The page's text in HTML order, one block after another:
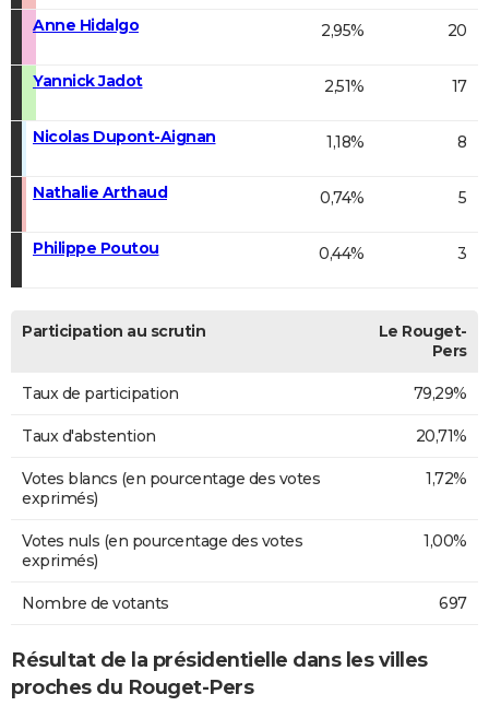
Anne Hidalgo 2,95% 20
Yannick Jadot 2,51% 17
Nicolas Dupont-Aignan 1,18% 8
Nathalie Arthaud 0,74% 5
Philippe Poutou 0,44% 3
Participation au scrutin
Le Rouget-
Pers
Taux de participation 79,29%
Taux d'abstention 20,71%
Votes blancs (en pourcentage des votes
exprimés)
1,72%
Votes nuls (en pourcentage des votes
exprimés)
1,00%
Nombre de votants 697
Résultat de la présidentielle dans les villes
proches du Rouget-Pers